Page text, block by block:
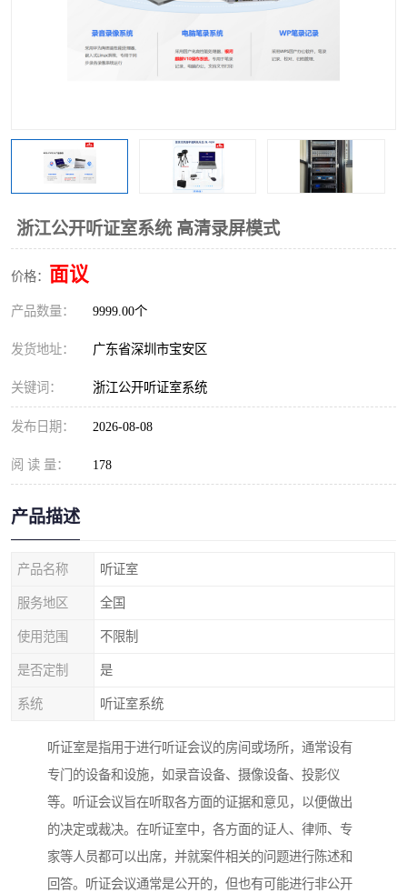
浙江公开听证室系统 高清录屏模式
价格： 面议
产品数量： 9999.00个
发货地址： 广东省深圳市宝安区
关键词： 浙江公开听证室系统
发布日期： 2026-08-08
阅 读 量： 178
产品描述
产品名称 听证室
服务地区 全国
使用范围 不限制
是否定制 是
系统 听证室系统
听证室是指用于进行听证会议的房间或场所，通常设有
专门的设备和设施，如录音设备、摄像设备、投影仪
等。听证会议旨在听取各方面的证据和意见，以便做出
的决定或裁决。在听证室中，各方面的证人、律师、专
家等人员都可以出席，并就案件相关的问题进行陈述和
回答。听证会议通常是公开的，但也有可能进行非公开